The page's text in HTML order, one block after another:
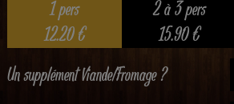
1 pers
12.20€
2 à 3 pers
15.90€
Un supplément Viande/Fromage ?